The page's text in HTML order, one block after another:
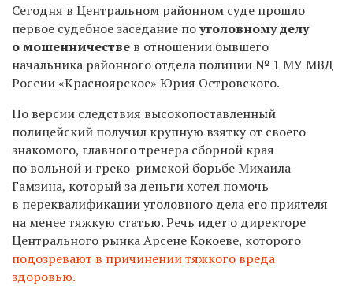
Сегодня в Центральном районном суде прошло
первое судебное заседание поуголовному делу
о мошенничестве в отношении бывшего
начальника районного отдела полиции № 1 МУ МВД
России «Красноярское» Юрия Островского.
По версии следствия высокопоставленный
полицейский получил крупную взятку от своего
знакомого, главного тренера сборной края
по вольной и греко-римской борьбе Михаила
Гамзина, который за деньги хотел помочь
в переквалификации уголовного дела его приятеля
на менее тяжкую статью.Речь идет о директоре
Центрального рынкаАрсенеКокоеве, которого
подозревают в причинении тяжкого вреда
здоровью.